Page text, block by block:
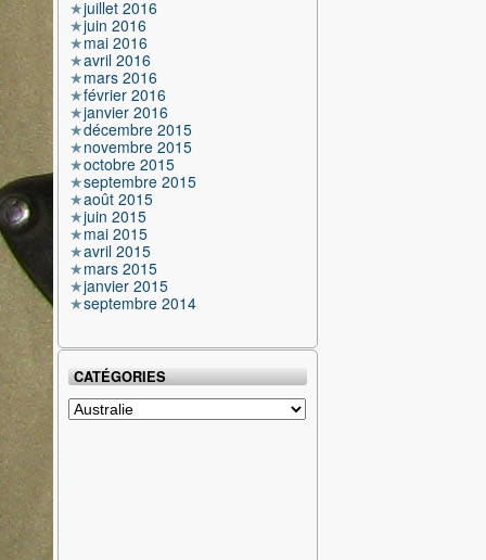
juillet 2016
juin 2016
mai 2016
avril 2016
mars 2016
février 2016
janvier 2016
décembre 2015
novembre 2015
octobre 2015
septembre 2015
août 2015
juin 2015
mai 2015
avril 2015
mars 2015
janvier 2015
septembre 2014
CATÉGORIES
Catégories